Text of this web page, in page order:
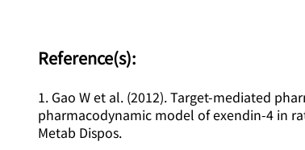
​Reference(s):
1. Gao W et al. (2012). Target-mediated
pharmacodynamic model of exendin-4 in
Metab Dispos.